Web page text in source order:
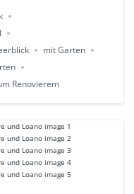
mit Garten
Renovierem